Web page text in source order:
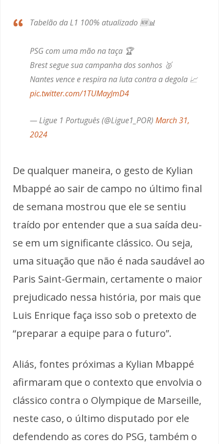
Tabelão da L1 100% atualizado 🆕📊
PSG com uma mão na taça 🏆
Brest segue sua campanha dos sonhos 🥈
Nantes vence e respira na luta contra a degola 📈
pic.twitter.com/1TUMayJmD4
— Ligue 1 Português (@Ligue1_POR) March 31,
2024
De qualquer maneira, o gesto de Kylian
Mbappé ao sair de campo no último final
de semana mostrou que ele se sentiu
traído por entender que a sua saída deu-
se em um significante clássico. Ou seja,
uma situação que não é nada saudável ao
Paris Saint-Germain, certamente o maior
prejudicado nessa história, por mais que
Luis Enrique faça isso sob o pretexto de
“preparar a equipe para o futuro”.
Aliás, fontes próximas a Kylian Mbappé
afirmaram que o contexto que envolvia o
clássico contra o Olympique de Marseille,
neste caso, o último disputado por ele
defendendo as cores do PSG, também o